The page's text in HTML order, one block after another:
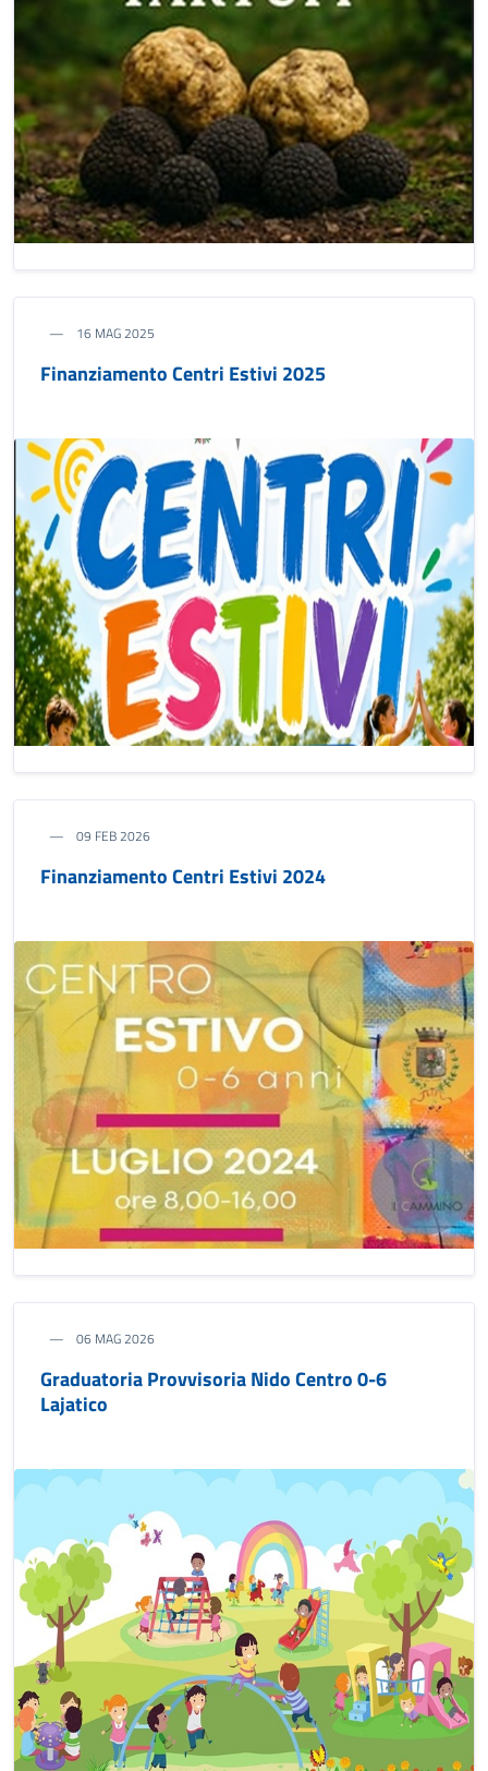
16 MAG 2025
Finanziamento Centri Estivi 2025
09 FEB 2026
Finanziamento Centri Estivi 2024
06 MAG 2026
Graduatoria Provvisoria Nido Centro 0-6
Lajatico